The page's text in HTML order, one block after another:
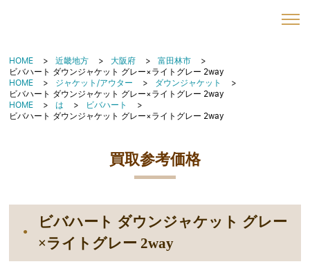
HOME 近畿地方 大阪府
富田林市
ビバハート ダウンジャケット グレー×ライトグレー 2way
HOME
ジャケット/アウター
ダウンジャケット
ビバハート ダウンジャケット グレー×ライトグレー 2way
HOME
は
ビバハート
ビバハート ダウンジャケット グレー×ライトグレー 2way
買取参考価格
ビバハート ダウンジャケット グレー
×ライトグレー 2way